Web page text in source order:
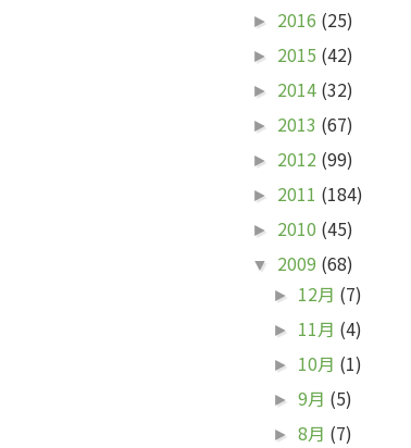
► 2016 (25)
► 2015 (42)
► 2014 (32)
► 2013 (67)
► 2012 (99)
► 2011 (184)
► 2010 (45)
▼ 2009 (68)
► 12月 (7)
► 11月 (4)
► 10月 (1)
►9月 (5)
►8月 (7)